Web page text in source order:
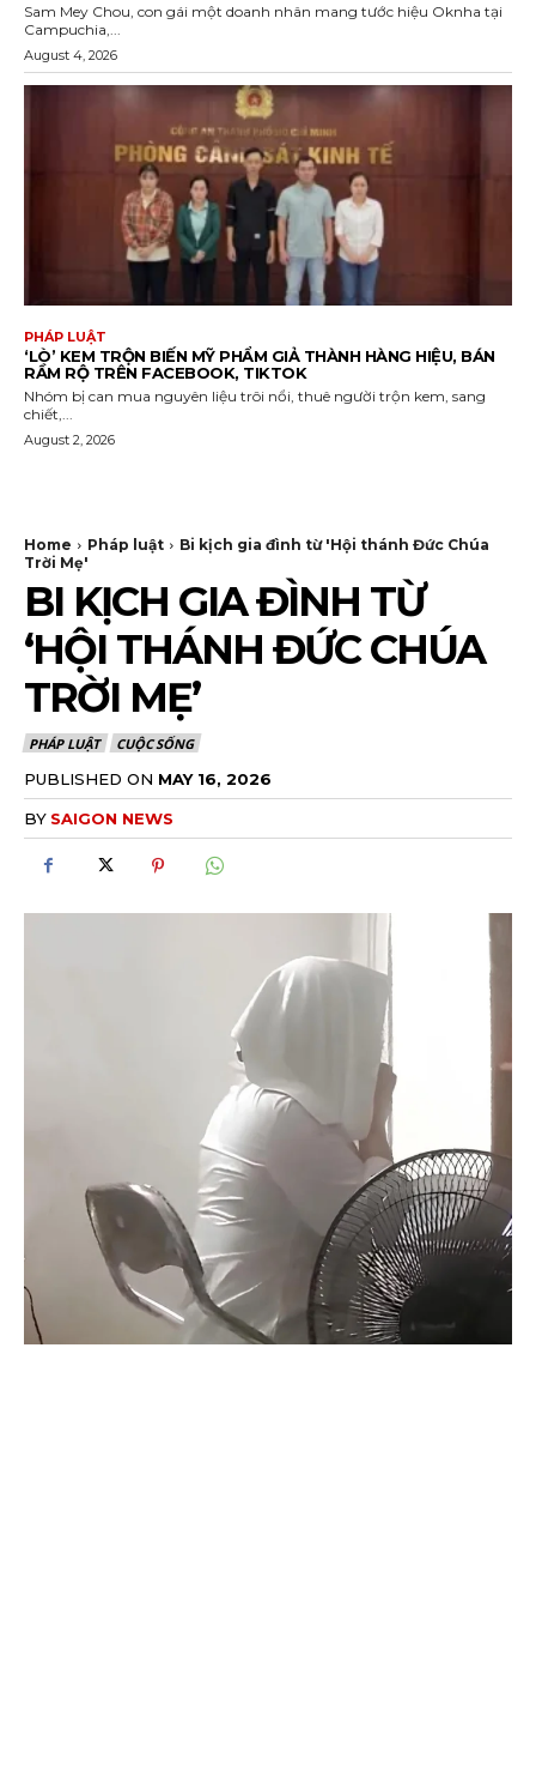
Sam Mey Chou, con gái một doanh nhân mang tước hiệu Oknha tại
Campuchia,...
August 4, 2026
PHÁP LUẬT
‘LÒ’ KEM TRỘN BIẾN MỸ PHẨM GIẢ THÀNH HÀNG HIỆU, BÁN
RẦM RỘ TRÊN FACEBOOK, TIKTOK
Nhóm bị can mua nguyên liệu trôi nổi, thuê người trộn kem, sang
chiết,...
August 2, 2026